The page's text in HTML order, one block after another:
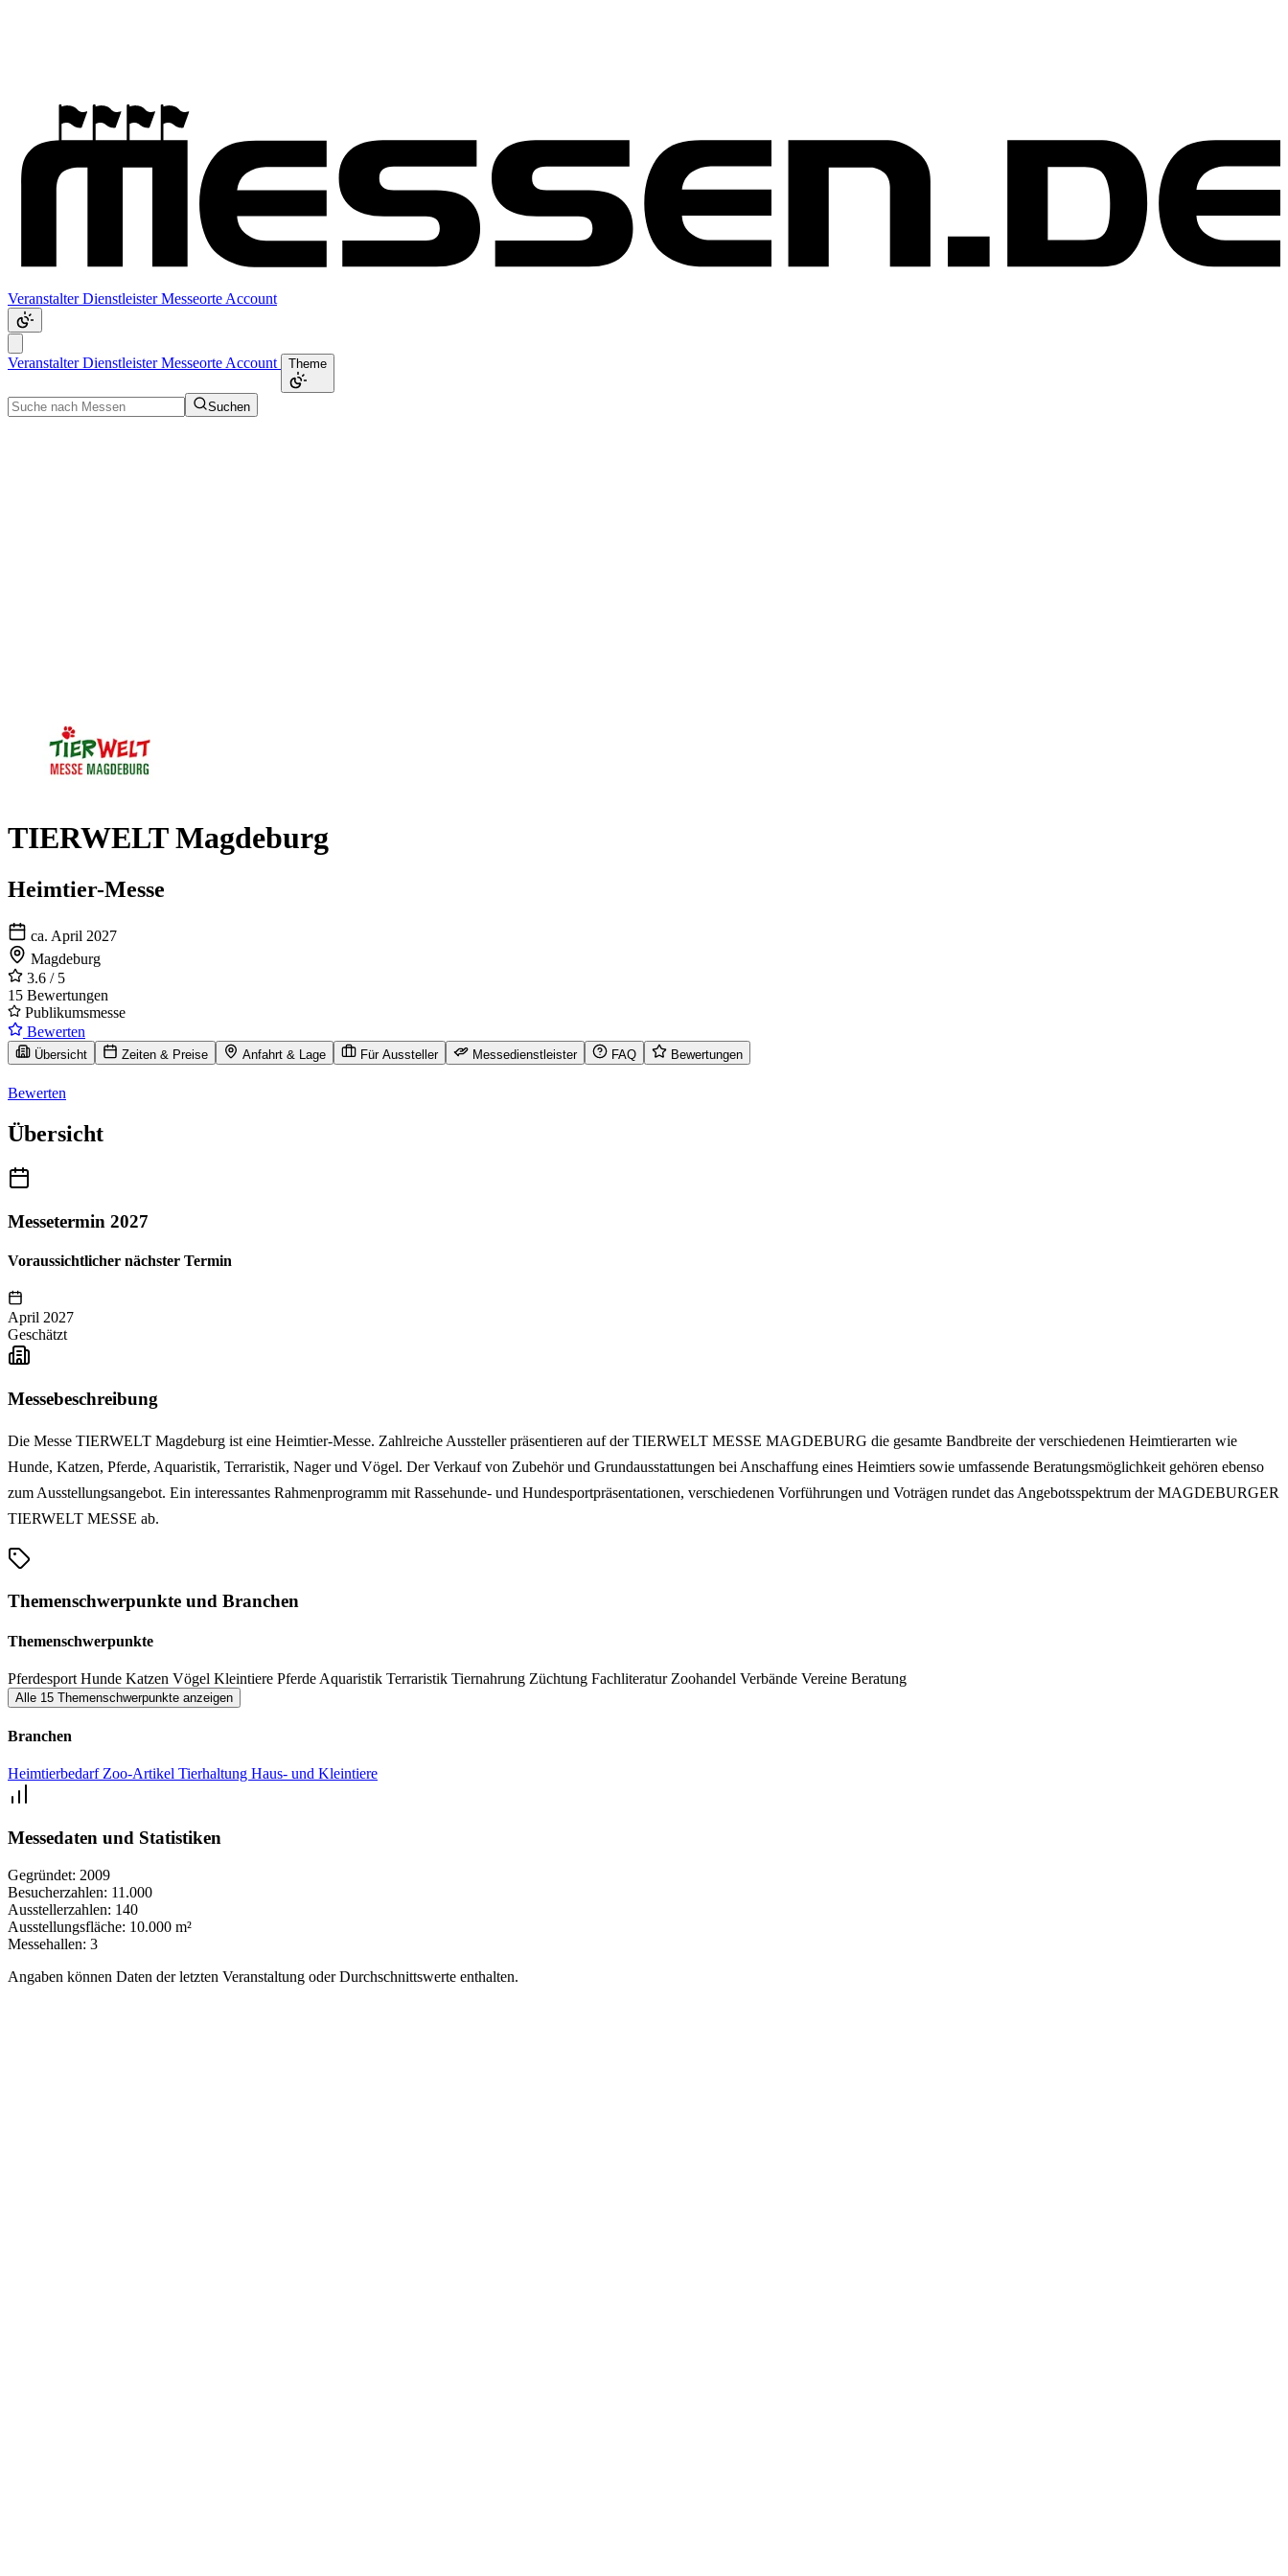
VeranstalterDienstleisterMesseorte Account
VeranstalterDienstleisterMesseorte Account Theme
Suchen
TIERWELT Magdeburg
Heimtier-Messe
ca. April 2027
Magdeburg
3.6 / 5
15 Bewertungen
Publikumsmesse
Bewerten
Übersicht Zeiten & Preise Anfahrt & Lage Für Aussteller Messedienstleister FAQ Bewertungen
Bewerten
Übersicht
Messetermin 2027
Voraussichtlicher nächster Termin
April 2027
Geschätzt
Messebeschreibung
Die Messe TIERWELT Magdeburg ist eine Heimtier-Messe. Zahlreiche Aussteller präsentieren auf der TIERWELT MESSE MAGDEBURG die gesamte Bandbreite der verschiedenen Heimtierarten wie
Hunde, Katzen, Pferde, Aquaristik, Terraristik, Nager und Vögel. Der Verkauf von Zubehör und Grundausstattungen bei Anschaffung eines Heimtiers sowie umfassende Beratungsmöglichkeit gehören ebenso
zum Ausstellungsangebot. Ein interessantes Rahmenprogramm mit Rassehunde- und Hundesportpräsentationen, verschiedenen Vorführungen und Voträgen rundet das Angebotsspektrum der MAGDEBURGER
TIERWELT MESSE ab.
Themenschwerpunkte und Branchen
Themenschwerpunkte
Pferdesport Hunde Katzen Vögel Kleintiere Pferde Aquaristik Terraristik Tiernahrung Züchtung Fachliteratur Zoohandel Verbände Vereine Beratung
Alle 15 Themenschwerpunkte anzeigen
Branchen
Heimtierbedarf Zoo-Artikel Tierhaltung Haus- und Kleintiere
Messedaten und Statistiken
Gegründet: 2009
Besucherzahlen: 11.000
Ausstellerzahlen: 140
Ausstellungsfläche: 10.000 m²
Messehallen: 3
Angaben können Daten der letzten Veranstaltung oder Durchschnittswerte enthalten.